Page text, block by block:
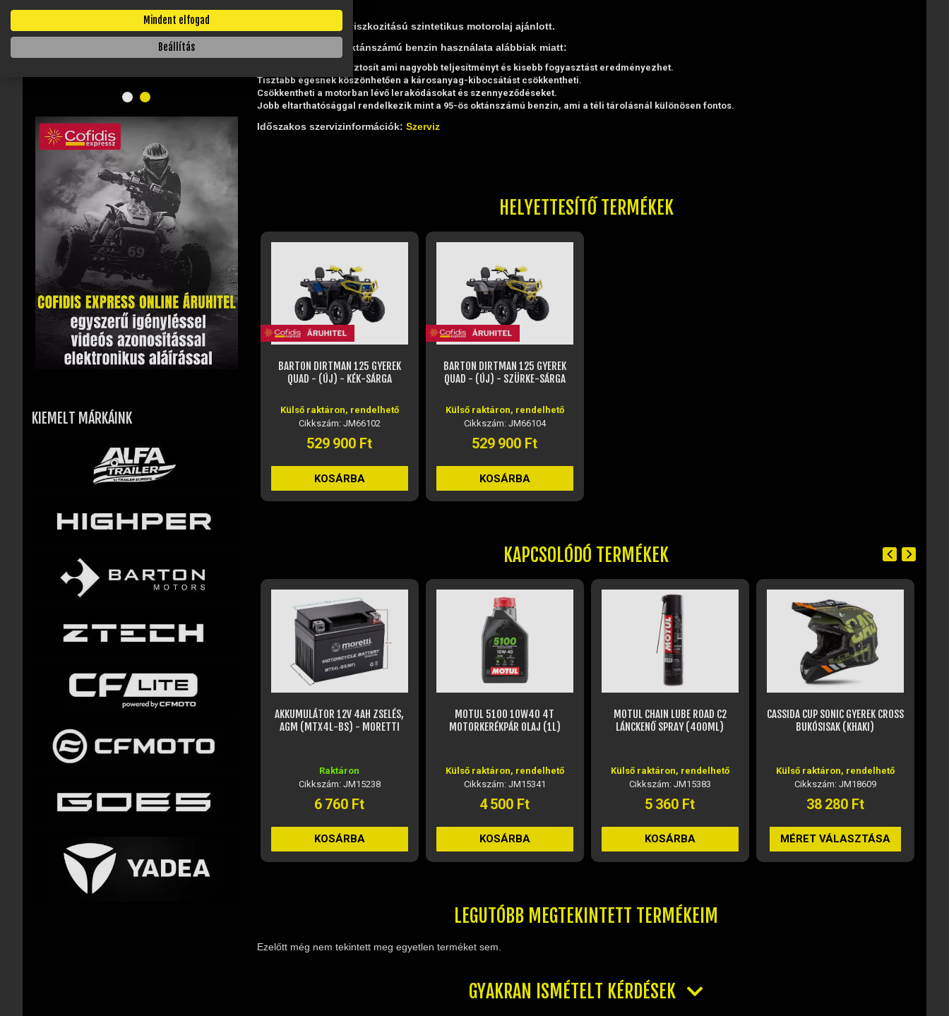
KIEMELT MÁRKÁINK
A járműhöz 10W40 viszkozitású szintetikus motorolaj ajánlott.
Javasolt a 100-as oktánszámú benzin használata alábbiak miatt:
Hatékonyabb égést biztosít ami nagyobb teljesítményt és kisebb fogyasztást eredményezhet.
Tisztább égésnek köszönhetően a károsanyag-kibocsátást csökkentheti.
Csökkentheti a motorban lévő lerakódásokat és szennyeződéseket.
Jobb eltarthatósággal rendelkezik mint a 95-ös oktánszámú benzin, ami a téli tárolásnál különösen fontos.
Időszakos szervizinformációk: Szerviz
HELYETTESÍTŐ TERMÉKEK
BARTON DIRTMAN 125 GYEREK
QUAD - (ÚJ) - KÉK-SÁRGA
Külső raktáron, rendelhető
Cikkszám: JM66102
529 900 Ft
KOSÁRBA
BARTON DIRTMAN 125 GYEREK
QUAD - (ÚJ) - SZÜRKE-SÁRGA
Külső raktáron, rendelhető
Cikkszám: JM66104
529 900 Ft
KOSÁRBA
KAPCSOLÓDÓ TERMÉKEK
AKKUMULÁTOR 12V 4AH ZSELÉS,
AGM (MTX4L-BS) - MORETTI
6 760 Ft
MOTUL 5100 10W40 4T
MOTORKERÉKPÁR OLAJ (1L)
Külső raktáron, rendelhető
Cikkszám: JM15341
4 500 Ft
KOSÁRBA
MOTUL CHAIN LUBE ROAD C2
LÁNCKENŐ SPRAY (400ML)
Külső raktáron, rendelhető
Cikkszám: JM15383
5 360 Ft
KOSÁRBA
CASSIDA CUP SONIC GYEREK CROSS
BUKÓSISAK (KHAKI)
Külső raktáron, rendelhető
Cikkszám: JM18609
38 280 Ft
MÉRET VÁLASZTÁSA
FTM-007 CROSS SZEMÜVEG
ÁTLÁTSZÓ PLEXIVEL
Nem elérhető
Cikkszám: JM19919
10 420 Ft
NEM ELÉRHETŐ
LEGUTÓBB MEGTEKINTETT TERMÉKEIM
Ezelőtt még nem tekintett meg egyetlen terméket sem.
GYAKRAN ISMÉTELT KÉRDÉSEK
Mindent elfogad
Beállítás